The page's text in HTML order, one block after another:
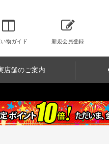
物ガイド 新規会員登録
店舗のご案内